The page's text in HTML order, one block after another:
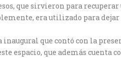
que sirvieron para
era utilizado para dejar
que contó con la
espacio, que además cuenta